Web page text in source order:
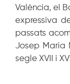
València, el
expressiva
passats
Josep Maria
segle XVII i